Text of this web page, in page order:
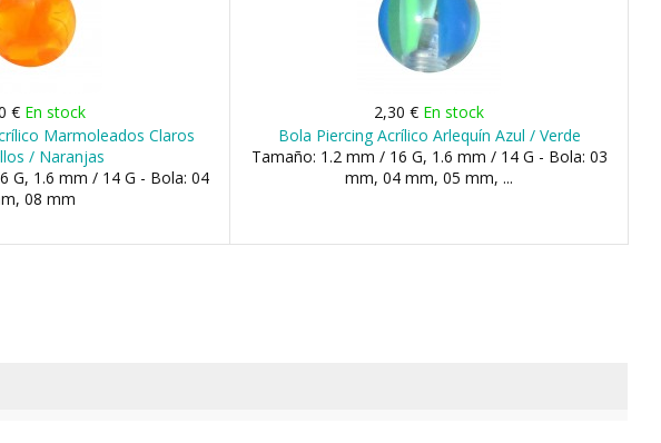
€ En stock
Marmoleados Claros
/ Naranjas
G, 1.6 mm / 14 G - Bola: 04
08 mm
2,30 € En stock
Bola Piercing Acrílico Arlequín Azul / Verde
Tamaño: 1.2 mm / 16 G, 1.6 mm / 14 G - Bola: 03
mm, 04 mm, 05 mm, ...